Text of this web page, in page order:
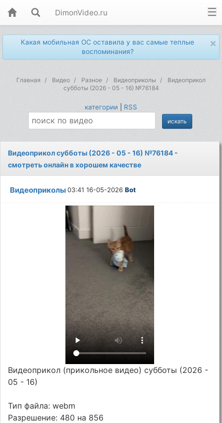
DimonVideo.ru
×
Какая мобильная ОС оставила у вас самые теплые
воспоминания?
Главная Видео Разное Видеоприколы
Видеоприкол
субботы (2026 - 05 - 16) №76184
категории RSS
Видеоприкол субботы (2026 - 05 - 16) №76184 -
смотреть онлайн в хорошем качестве
Видеоприколы03:41 16-05-2026Bot
Видеоприкол (прикольное видео) субботы (2026 -
05 - 16)
Тип файла: webm
Разрешение: 480 на 856